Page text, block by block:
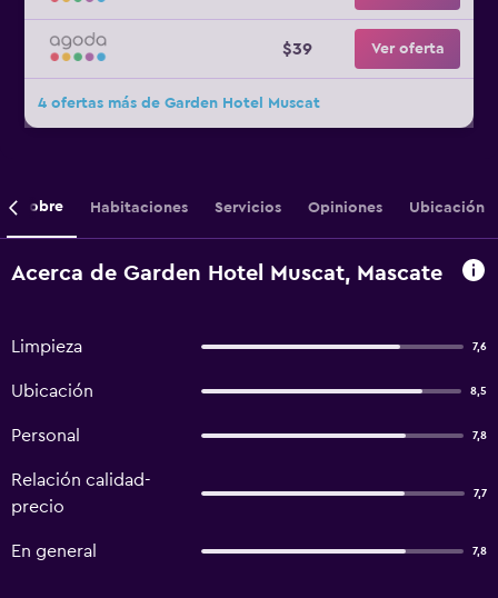
$39 Ver oferta
4 ofertas más de Garden Hotel Muscat
Sobre Habitaciones Servicios Opiniones Ubicación
Acerca de Garden Hotel Muscat, Mascate
Limpieza 7,6
Ubicación 8,5
Personal 7,8
Relación calidad-
precio
7,7
En general 7,8